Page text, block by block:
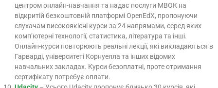
центром онлайн-навчання та надає послуги МВОК на
відкритій безкоштовній платформі OpenEdX, пропонуючи
слухачам високоякісні курси за 24 напрямами, серед яких
комп’ютерні технології, статистика, література та інші.
Онлайн-курси повторюють реальні лекції, які викладаються в
Гарварді, університеті Корнуелла та інших відомих
навчальних закладах. Курси безоплатні, проте отримання
сертифікату потребує оплати.